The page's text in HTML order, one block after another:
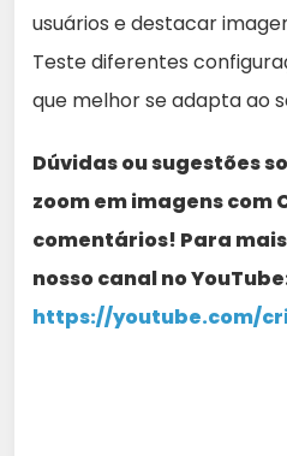
usuários e destacar
Teste diferentes
que melhor se adapta ao
Dúvidas ou sugestões
zoom em imagens com
comentários! Para
nosso canal no
https://youtube.com/